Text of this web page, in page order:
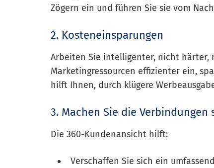
Zögern ein und führen Sie sie vom
2. Kosteneinsparungen
Arbeiten Sie intelligenter, nicht härter,
Marketingressourcen effizienter ein,
hilft Ihnen, durch klügere
3. Machen Sie die Verbindungen
Die 360-Kundenansicht hilft:
Verschaffen Sie sich ein